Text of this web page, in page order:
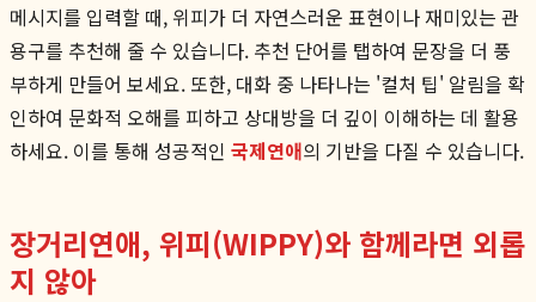
메시지를 입력할 때, 위피가 더 자연스러운 표현이나 재미있는 관
용구를 추천해 줄 수 있습니다. 추천 단어를 탭하여 문장을 더 풍
부하게 만들어 보세요. 또한, 대화 중 나타나는 '컬처 팁' 알림을 확
인하여 문화적 오해를 피하고 상대방을 더 깊이 이해하는 데 활용
하세요. 이를 통해 성공적인 국제연애의 기반을 다질 수 있습니다.
장거리연애, 위피(WIPPY)와 함께라면 외롭
지 않아